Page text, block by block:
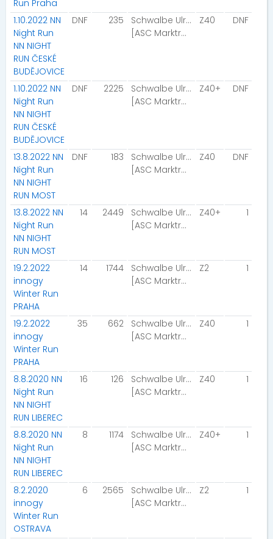
Run Praha
1.10.2022 NN
Night Run
NN NIGHT
RUN ČESKÉ
BUDĚJOVICE
DNF 235
Schwalbe Ulrike
[ASC Marktrodach]
Z40 DNF
1.10.2022 NN
Night Run
NN NIGHT
RUN ČESKÉ
BUDĚJOVICE
DNF 2225
Schwalbe Ulrike
[ASC Marktrodach]
Z40+ DNF
13.8.2022 NN
Night Run
NN NIGHT
RUN MOST
DNF 183
Schwalbe Ulrike
[ASC Marktrodach]
Z40 DNF
13.8.2022 NN
Night Run
NN NIGHT
RUN MOST
14 2449
Schwalbe Ulrike
[ASC Marktrodach]
Z40+ 1
19.2.2022
innogy
Winter Run
PRAHA
14 1744
Schwalbe Ulrike
[ASC Marktrodach]
Z2 1
19.2.2022
innogy
Winter Run
PRAHA
35 662
Schwalbe Ulrike
[ASC Marktrodach]
Z40 1
8.8.2020 NN
Night Run
NN NIGHT
RUN LIBEREC
16 126
Schwalbe Ulrike
[ASC Marktrodach]
Z40 1
8.8.2020 NN
Night Run
NN NIGHT
RUN LIBEREC
8 1174
Schwalbe Ulrike
[ASC Marktrodach]
Z40+ 1
8.2.2020
innogy
Winter Run
OSTRAVA
6 2565
Schwalbe Ulrike
[ASC Marktrodach]
Z2 1